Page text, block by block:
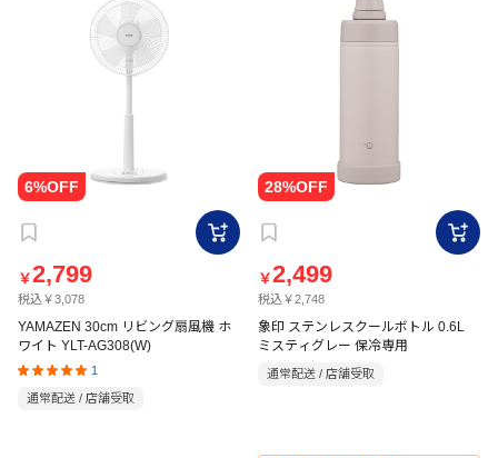
￥2,799
税込￥3,078
YAMAZEN 30cm リビング扇風機 ホ
ワイト YLT-AG308(W)
1
通常配送 / 店舗受取
￥2,499
税込￥2,748
象印 ステンレスクールボトル 0.6L
ミスティグレー 保冷専用
通常配送 / 店舗受取